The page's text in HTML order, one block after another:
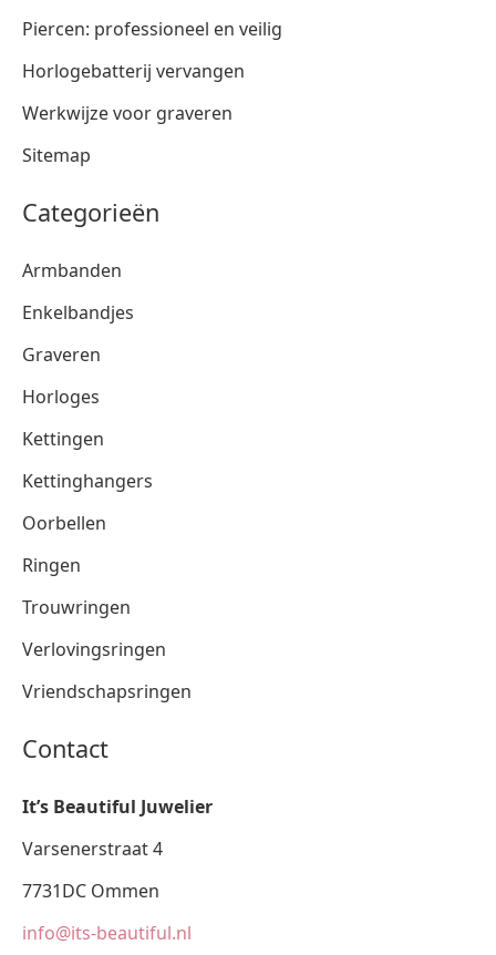
Piercen: professioneel en veilig
Horlogebatterij vervangen
Werkwijze voor graveren
Sitemap
Categorieën
Armbanden
Enkelbandjes
Graveren
Horloges
Kettingen
Kettinghangers
Oorbellen
Ringen
Trouwringen
Verlovingsringen
Vriendschapsringen
Contact
It’s Beautiful Juwelier
Varsenerstraat 4
7731DC Ommen
info@its-beautiful.nl